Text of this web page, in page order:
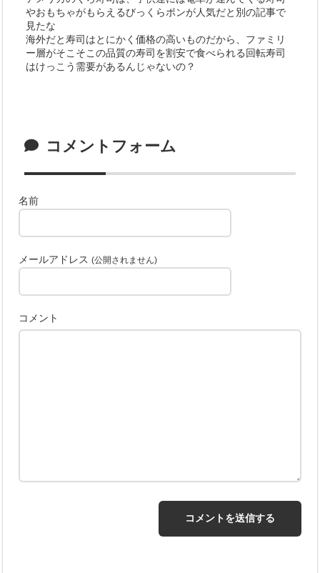
やおもちゃがもらえるびっくらポンが人気だと別の記事で
見たな
海外だと寿司はとにかく価格の高いものだから、ファミリ
ー層がそこそこの品質の寿司を割安で食べられる回転寿司
はけっこう需要があるんじゃないの？
コメントフォーム
名前
メールアドレス(公開されません)
コメント